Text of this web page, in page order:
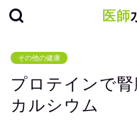
医師
その他の健康
プロテインで
カルシウム